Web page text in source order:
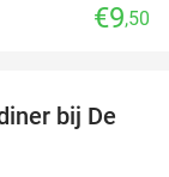
€9,50
34%
bij De